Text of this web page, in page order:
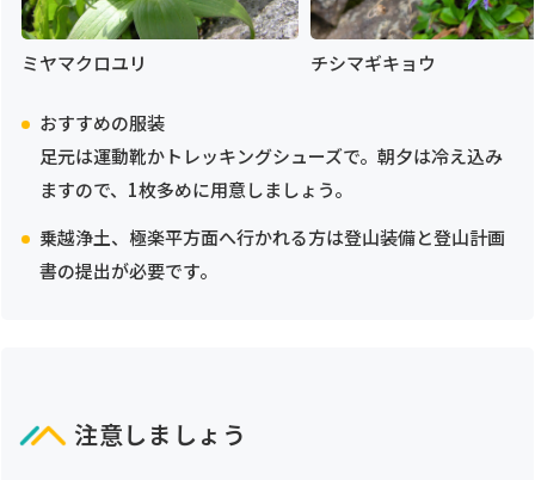
ミヤマクロユリ チシマギキョウ
おすすめの服装
足元は運動靴かトレッキングシューズで。朝夕は冷え込み
ますので、1枚多めに用意しましょう。
乗越浄土、極楽平方面へ行かれる方は登山装備と登山計画
書の提出が必要です。
注意しましょう